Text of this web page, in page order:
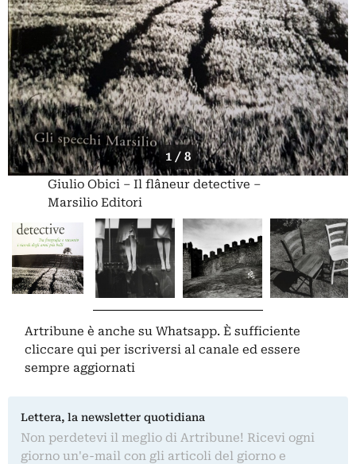
1 / 8
Giulio Obici – Il flâneur detective –
Marsilio Editori
Artribune è anche su Whatsapp. È sufficiente
cliccare qui per iscriversi al canale ed essere
sempre aggiornati
Lettera, la newsletter quotidiana
Non perdetevi il meglio di Artribune! Ricevi ogni
giorno un'e-mail con gli articoli del giorno e